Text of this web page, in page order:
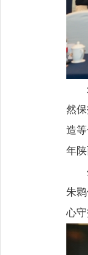
然
造
年
朱
心